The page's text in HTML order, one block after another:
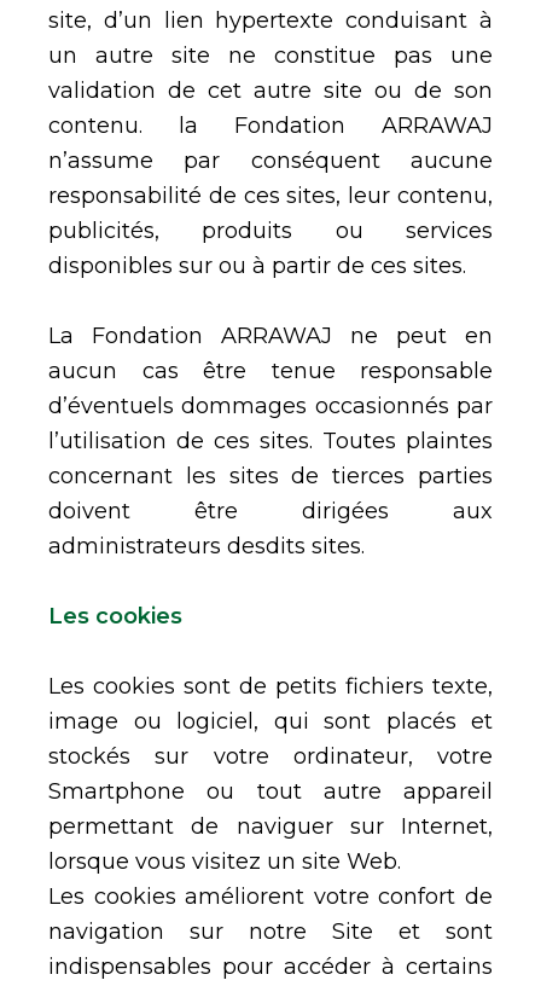
site, d’un lien hypertexte conduisant à
un autre site ne constitue pas une
validation de cet autre site ou de son
contenu. la Fondation ARRAWAJ
n’assume par conséquent aucune
responsabilité de ces sites, leur contenu,
publicités, produits ou services
disponibles sur ou à partir de ces sites.
La Fondation ARRAWAJ ne peut en
aucun cas être tenue responsable
d’éventuels dommages occasionnés par
l’utilisation de ces sites. Toutes plaintes
concernant les sites de tierces parties
doivent être dirigées aux
administrateurs desdits sites.
Les cookies
Les cookies sont de petits fichiers texte,
image ou logiciel, qui sont placés et
stockés sur votre ordinateur, votre
Smartphone ou tout autre appareil
permettant de naviguer sur Internet,
lorsque vous visitez un site Web.
Les cookies améliorent votre confort de
navigation sur notre Site et sont
indispensables pour accéder à certains